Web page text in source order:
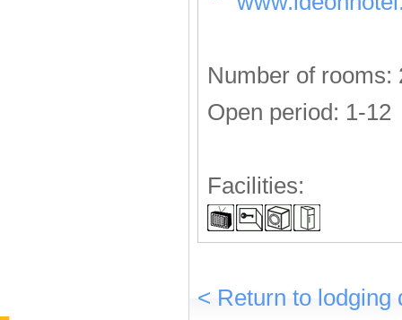
Number of rooms:
Open period: 1-12
Facilities:
< Return to lodging